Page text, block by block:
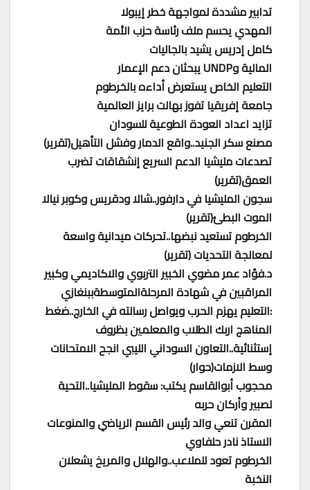
تدابير مشددة لمواجهة خطر إيبولا
المهدي يحسم ملف رئاسة حزب الأمة
كامل إدريس يشيد بالجاليات
المالية وUNDP يبحثان دعم الإعمار
التعليم الخاص يستعرض أداءه بالخرطوم
جامعة إفريقيا تفوز بهالت برايز العالمية
تزايد اعداد العودة الطوعية للسودان
مصنع سكر الجنيد..واقع الدمار وفشل التأهيل(تقرير)
تصدعات مليشيا الدعم السريع إنشقاقات تضرب
العمق(تقرير)
سجون المليشيا في دارفور..شالا ودقريس وكوبر نيالا
الموت البطئ(تقرير)
الخرطوم تستعيد نبضها..تحركات ميدانية واسعة
لمعالجة التحديات (تقرير)
د.فؤاد عمر مضوي الخبير التربوي والاكاديمي وكبير
المراقبين في شهادة المرحلةالمتوسطةببنغازي
:التعليم يهزم الحرب ويواصل رسالته في الخارج..ضغط
المناهج اربك الطلاب والمعلمين بظروف
إستثنائية..التعاون السوداني الليبي انجح الامتحانات
وسط الازمات(حوار)
محجوب أبوالقاسم يكتب: سقوط المليشيا..التحية
لصبير وأركان حربه
المقرن تنعي والد رئيس القسم الرياضي والمنوعات
الاستاذ نادر حلفاوي
الخرطوم تعود للملاعب..والهلال والمريخ يشعلان
النخبة